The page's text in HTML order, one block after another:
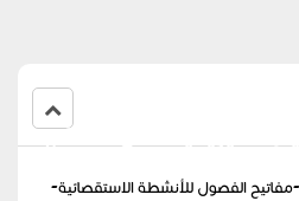
الفيزيائية في مناهج
مفاتيح الفصول للأنشطة الاستقصائية-